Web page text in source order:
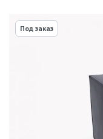
Под заказ